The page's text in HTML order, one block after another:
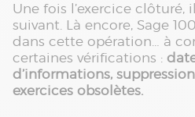
Une fois l’exercice clôturé,
suivant. Là encore, Sage
dans cette opération… à
certaines vérifications :
d’informations,
exercices obsolètes.